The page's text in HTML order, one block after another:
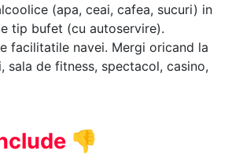
(apa, ceai, cafea, sucuri) in
tip bufet (cu autoservire).
facilitatile navei. Mergi oricand la
sala de fitness, spectacol, casino,
👎